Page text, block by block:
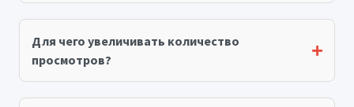
Для чего увеличивать количество
просмотров?